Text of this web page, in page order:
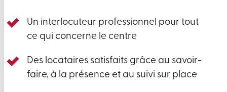
Un interlocuteur professionnel pour tout
ce qui concerne le centre
Des locataires satisfaits grâce au savoir-
faire, à la présence et au suivi sur place